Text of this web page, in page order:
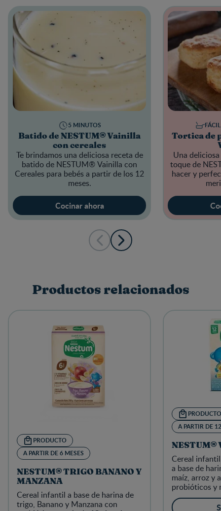
Batido de NESTUM® Vainilla
con cereales
Te brindamos una deliciosa receta de
batido de NESTUM® Vainilla con
Cereales para bebés a partir de los 12
meses.
5 MINUTOS
Cocinar ahora
Tortica de
Una
toque de
hacer y
FÁCIL
Productos relacionados
PRODUCTO
A PARTIR DE 6 MESES
NESTUM® TRIGO BANANO Y
MANZANA
Cereal infantil a base de harina de
trigo, Banano y Manzana con
PRODUCTO
A PARTIR DE
NESTUM®
Cereal
a base de
maíz, arroz y
probióticos y
minerales,